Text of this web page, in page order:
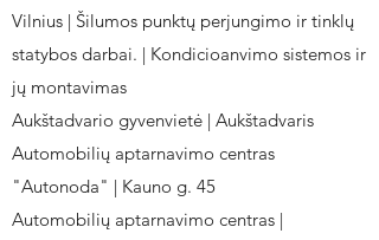
Vilnius | Šilumos punktų perjungimo ir tinklų
statybos darbai. | Kondicioanvimo sistemos ir
jų montavimas
Aukštadvario gyvenvietė | Aukštadvaris
Automobilių aptarnavimo centras
"Autonoda" | Kauno g. 45
Automobilių aptarnavimo centras |